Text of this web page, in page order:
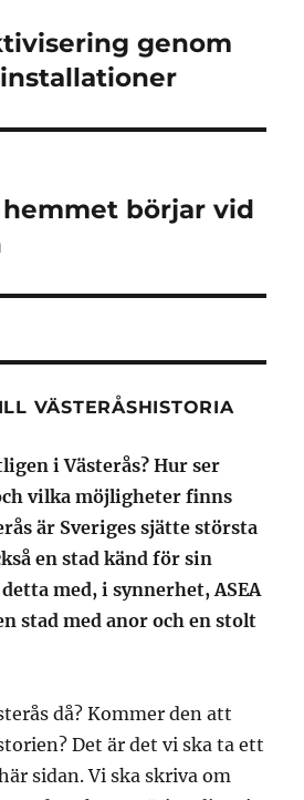
genom
börjar vid
VÄSTERÅSHISTORIA
i Västerås? Hur ser
vilka möjligheter finns
är Sveriges sjätte största
en stad känd för sin
med, i synnerhet, ASEA
stad med anor och en stolt
då? Kommer den att
Det är det vi ska ta ett
sidan. Vi ska skriva om